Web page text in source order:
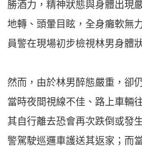
勝酒力，精神狀態與身體出現
地轉、頭暈目眩，全身癱軟無
員警在現場初步檢視林男身體
然而，由於林男醉態嚴重，卻
當時夜間視線不佳、路上車輛
其自行離去恐會再次跌倒或發
警駕駛巡邏車護送其返家；而